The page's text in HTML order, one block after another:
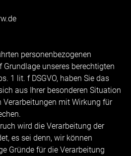
personenbezogenen
Grundlage unseres berechtigten
1 lit. f DSGVO, haben Sie das
aus Ihrer besonderen Situation
Verarbeitungen mit Wirkung für
wird die Verarbeitung der
es sei denn, wir können
Gründe für die Verarbeitung